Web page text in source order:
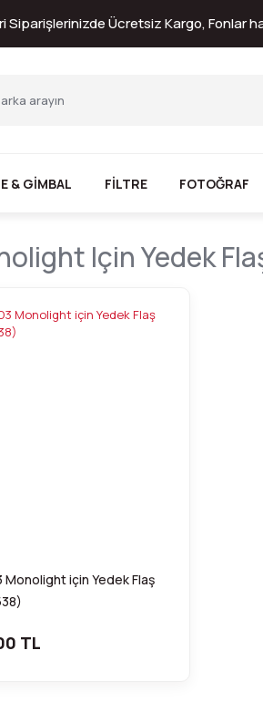
Siparişlerinizde Ücretsiz Kargo, Fonlar
& GİMBAL FİLTRE FOTOĞRAF
Için Yedek
için Yedek Flaş
TL